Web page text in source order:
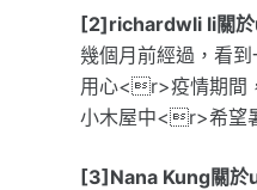
[2]richardwli li關於
幾個月前經過，看
用心<r>疫情期間
小木屋中<r>希望
[3]Nana Kung關於